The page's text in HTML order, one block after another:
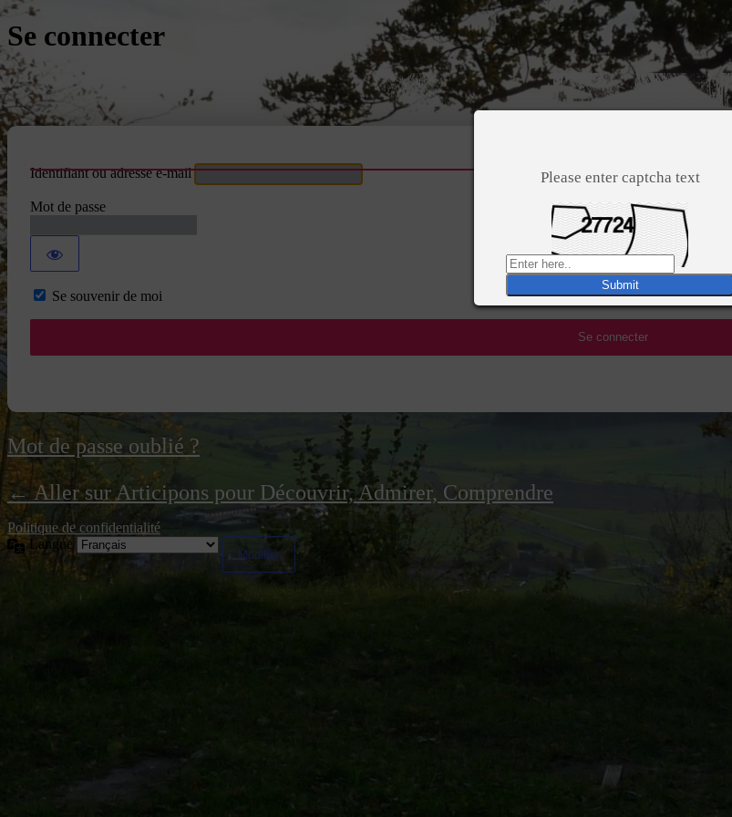
Please enter captcha text
Se connecter
Identifiant ou adresse e-mail
Mot de passe
Se souvenir de moi
Mot de passe oublié ?
← Aller sur Articipons pour Découvrir, Admirer, Comprendre
Politique de confidentialité
Langue